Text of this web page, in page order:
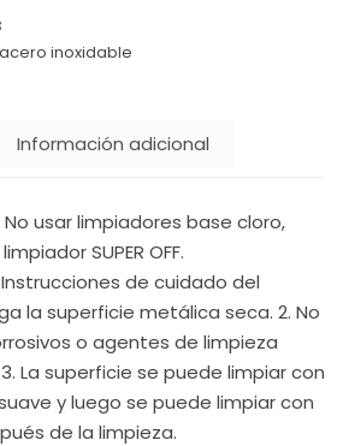
inoxidable
Información adicional
No usar limpiadores base cloro,
SUPER OFF.
Instrucciones de cuidado del
la superficie metálica seca. 2. No
o agentes de limpieza
La superficie se puede limpiar con
y luego se puede limpiar con
de la limpieza.